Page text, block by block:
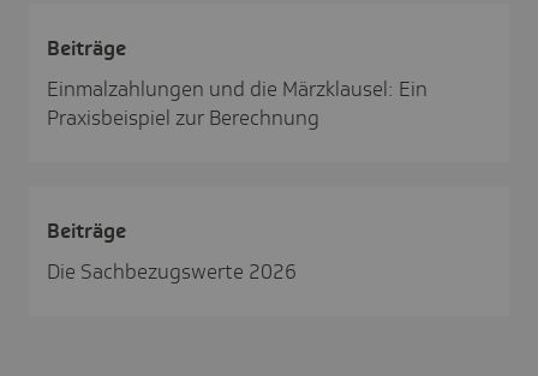
Beiträge
Einmalzahlungen und die Märzklausel: Ein
Praxisbeispiel zur Berechnung
Beiträge
Die Sachbezugswerte 2026